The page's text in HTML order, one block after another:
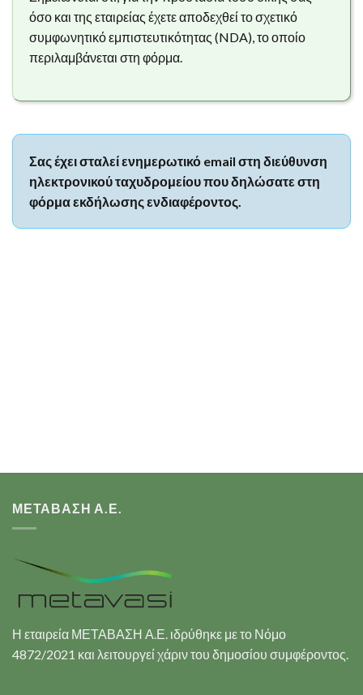
όσο και της εταιρείας έχετε αποδεχθεί το σχετικό
συμφωνητικό εμπιστευτικότητας (NDA), το οποίο
περιλαμβάνεται στη φόρμα.
Σας έχει σταλεί ενημερωτικό email στη διεύθυνση
ηλεκτρονικού ταχυδρομείου που δηλώσατε στη
φόρμα εκδήλωσης ενδιαφέροντος.
ΜΕΤΑΒΑΣΗ Α.Ε.
Η εταιρεία ΜΕΤΑΒΑΣΗ Α.Ε. ιδρύθηκε με το Νόμο
4872/2021 και λειτουργεί χάριν του δημοσίου συμφέροντος.